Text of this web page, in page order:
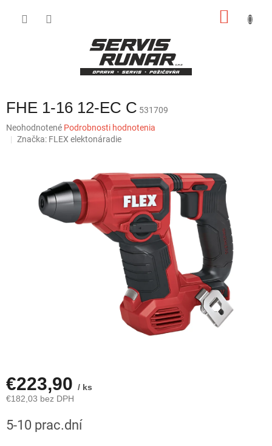
FHE 1-16 12-EC C 531709
Priemerné
hodnotenie
hviezdičiek.
Neohodnotené Podrobnosti hodnotenia
Značka: FLEX elektonáradie
€223,90 / ks
€182,03 bez DPH
cena:
5-10 prac.dní